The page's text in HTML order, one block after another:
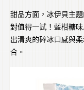
甜品方面，冰伊貝主
對值得一試！藍柑糖
出清爽的碎冰口感與
合。